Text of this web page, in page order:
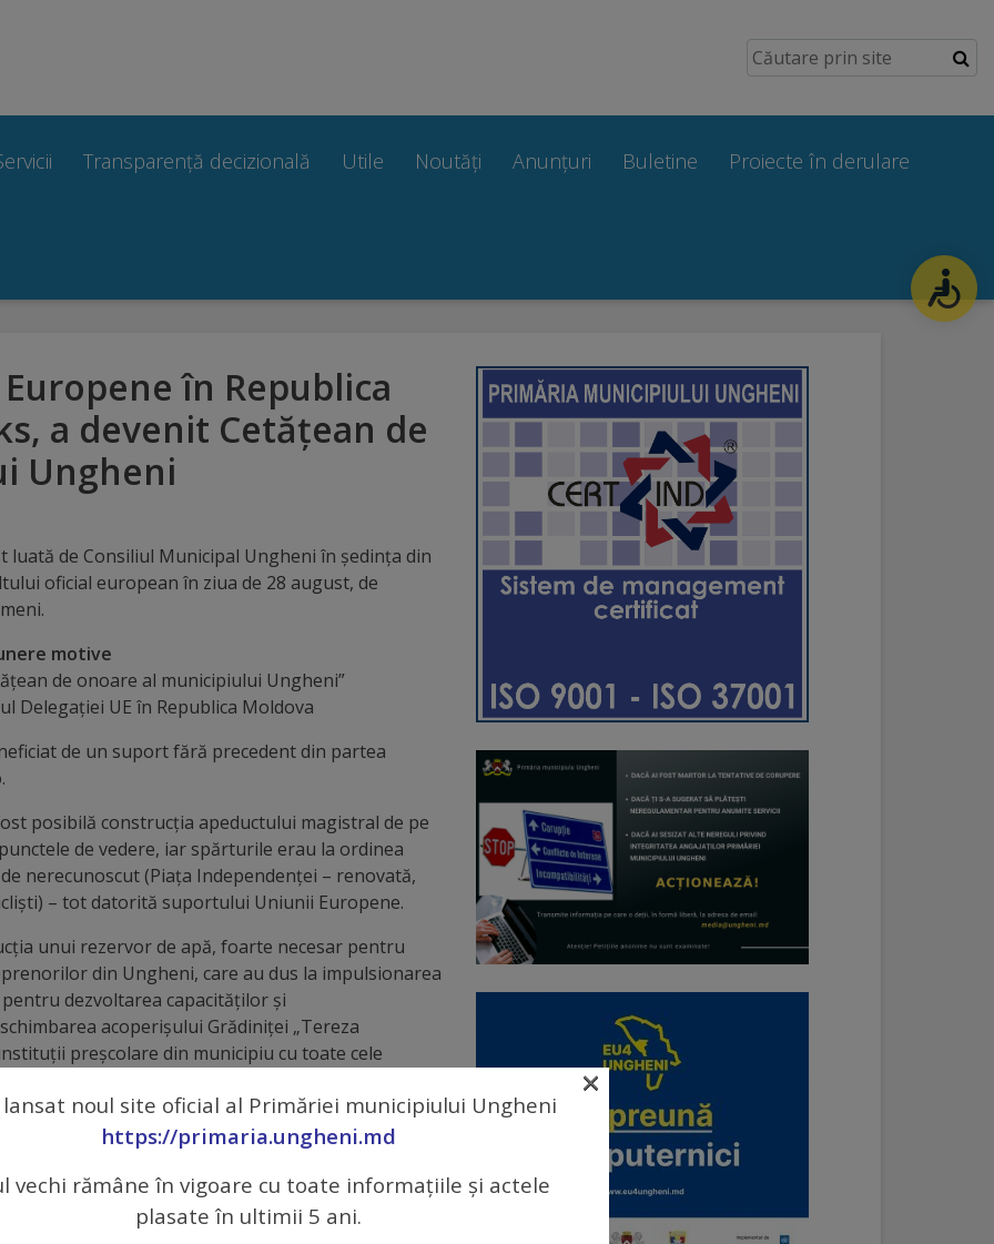
Transparență decizională Utile Noutăți Anunțuri Buletine Proiecte în derulare
în Republica
a devenit Cetățean de
Ungheni
luată de Consiliul Municipal Ungheni în ședința din
oficial european în ziua de 28 august, de
motive
de onoare al municipiului Ungheni”
Delegației UE în Republica Moldova
de un suport fără precedent din partea
posibilă construcția apeductului magistral de pe
de vedere, iar spărturile erau la ordinea
nerecunoscut (Piața Independenței – renovată,
– tot datorită suportului Uniunii Europene.
unui rezervor de apă, foarte necesar pentru
din Ungheni, care au dus la impulsionarea
dezvoltarea capacităților și
acoperișului Grădiniței „Tereza
preșcolare din municipiu cu toate cele
de construcția rețelelor de canalizare;
municipiului Ungheni într-un oraș
de Uniunea Europeană absolut dezinteresat poate
Uniunii Europene în Republica Moldova a fost
frecvent în Ungheni și care a susținut toate
noul site oficial al Primăriei municipiului Ungheni
https://primaria.ungheni.md
vechi rămâne în vigoare cu toate informațiile și actele
plasate în ultimii 5 ani.
×